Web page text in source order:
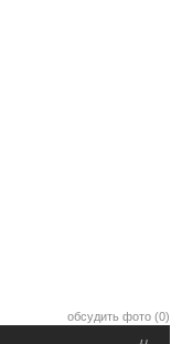
обсудить фото (0)